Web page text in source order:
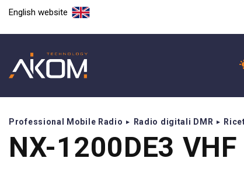
English website
Professional Mobile Radio Radio digitali DMR
NX-1200DE3 VHF